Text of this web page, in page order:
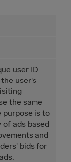
user ID
user's
the same
purpose is to
of ads based
and
bids for